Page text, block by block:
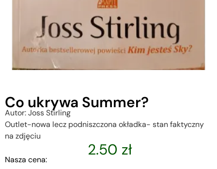
Co ukrywa Summer?
Autor: Joss Stirling
Outlet-nowa lecz podniszczona okładka- stan faktyczny
na zdjęciu
Nasza cena:
2.50 zł